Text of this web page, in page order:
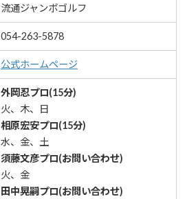
流通ジャンボゴルフ
054-263-5878
公式ホームページ
外岡忍プロ(15分)
火、木、日
相原宏安プロ(15分)
水、金、土
須藤文彦プロ(お問い合わせ)
火、金
田中晃嗣プロ(お問い合わせ)